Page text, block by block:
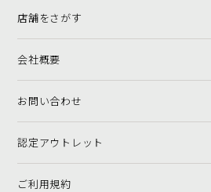
店舗をさがす
会社概要
お問い合わせ
認定アウトレット
ご利用規約